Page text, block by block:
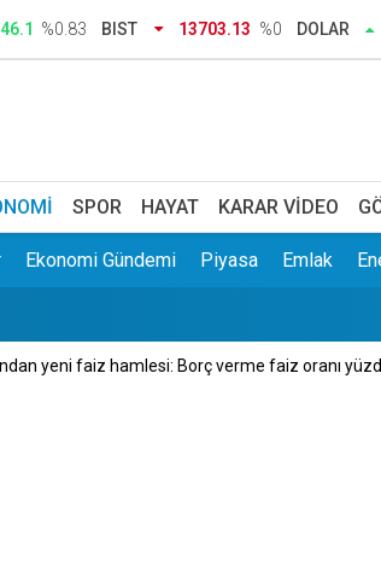
%0.83 BIST 13703.13 %0 DOLAR
SPOR HAYAT KARAR VIDEO
Ekonomi Gündemi Piyasa Emlak
yazışmaları hakkında suç duyurusu:
bildiri ile Meclis'te çağrı: Ayrımcılığı hak
kadın yanarak hayatını kaybetti
meslekle evini atölyeye dönüştürdü:
yeni faiz hamlesi: Borç verme faiz oranı